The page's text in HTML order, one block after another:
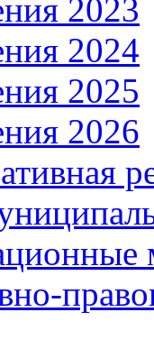
2023
2024
2025
2026